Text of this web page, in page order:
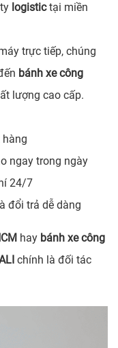
logistictại miền
trực tiếp, chúng
bánh xe công
lượng cao cấp.
ngay trong ngày
24/7
đổi trả dễ dàng
hay bánh xe công
chính là đối tác